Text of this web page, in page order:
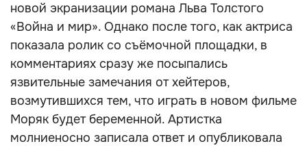
новой экранизации романа Льва Толстого
«Война и мир». Однако после того, как актриса
показала ролик со съёмочной площадки, в
комментариях сразу же посыпались
язвительные замечания от хейтеров,
возмутившихся тем, что играть в новом фильме
Моряк будет беременной. Артистка
молниеносно записала ответ и опубликовала